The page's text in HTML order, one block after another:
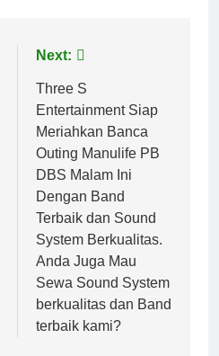
Next:
Three S
Entertainment Siap
Meriahkan Banca
Outing Manulife PB
DBS Malam Ini
Dengan Band
Terbaik dan Sound
System Berkualitas.
Anda Juga Mau
Sewa Sound System
berkualitas dan Band
terbaik kami?